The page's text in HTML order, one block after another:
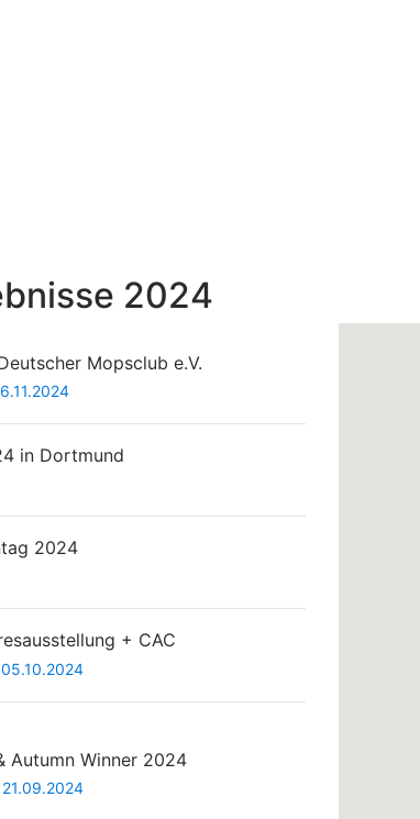
2024
Mopsclub e.V.
in Dortmund
2024
+ CAC
Autumn Winner 2024